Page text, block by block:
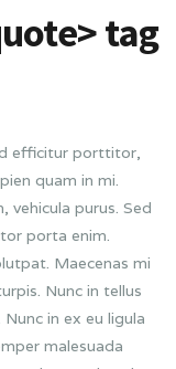
tag
efficitur porttitor,
quam in mi.
vehicula purus. Sed
porta enim.
Maecenas mi
Nunc in tellus
in ex eu ligula
malesuada